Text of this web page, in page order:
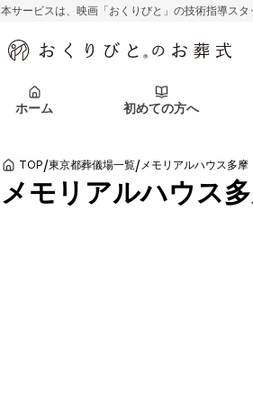
本サービスは、映画「おくりびと」の技術指導スタ
ホーム 初めての方へ
初めての方へ 初めての方へ
関東エリア 東京都
お客様の声 ご葬儀事例
葬儀の知識 葬儀の知識
初めての方へ 初めての方へ
会社を知る スタッフ一覧
関東エリア 東京都
北海道エリア 札幌市
お客様の声 ご葬儀事例
葬儀の知識 葬儀の知識
TOP/東京都葬儀場一覧/メモリアルハウス多摩
メモリアルハウス